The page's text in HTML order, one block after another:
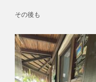
その後も